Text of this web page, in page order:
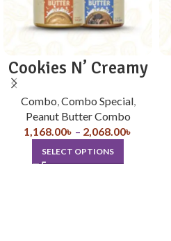
Cookies N’ Creamy
Combo,Combo Special,
Peanut Butter Combo
1,168.00৳ – 2,068.00৳
SELECT OPTIONS